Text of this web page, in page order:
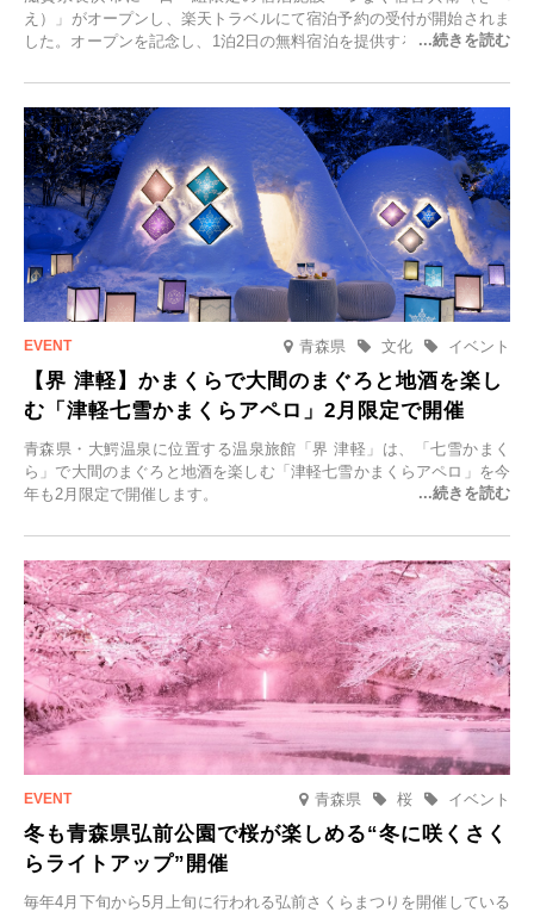
え）」がオープンし、楽天トラベルにて宿泊予約の受付が開始されま
した。オープンを記念し、1泊2日の無料宿泊を提供するキャンペーン
一組限定の宿だからこそ叶う、大切な人との特別な時間を体験いただ
けます。
青森県 イベント
文化
【界 津軽】かまくらで大間のまぐろと地酒を楽し
む「津軽七雪かまくらアペロ」2月限定で開催
青森県・大鰐温泉に位置する温泉旅館「界 津軽」は、「七雪かまく
ら」で大間のまぐろと地酒を楽しむ「津軽七雪かまくらアペロ」を今
年も2月限定で開催します。
青森県 イベント
桜
冬も青森県弘前公園で桜が楽しめる“冬に咲くさく
らライトアップ”開催
毎年4月下旬から5月上旬に行われる弘前さくらまつりを開催している